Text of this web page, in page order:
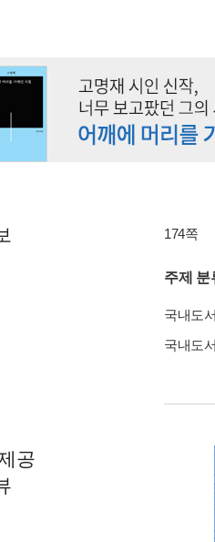
174쪽
주제 분
국내도
국내도
공